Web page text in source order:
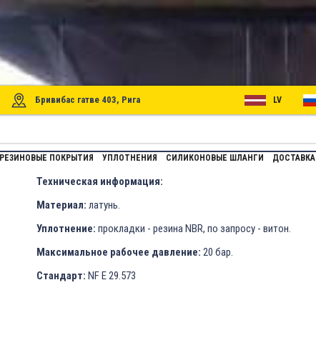
Бривибас гатве 403, Рига LV
РЕЗИНОВЫЕ ПОКРЫТИЯ УПЛОТНЕНИЯ СИЛИКОНОВЫЕ ШЛАНГИ ДОСТАВКА
Техническая информация:
Материал: латунь.
Уплотнение: прокладки - резина NBR, по запросу - витон.
Максимальное рабочее давление: 20 бар.
Стандарт: NF E 29.573